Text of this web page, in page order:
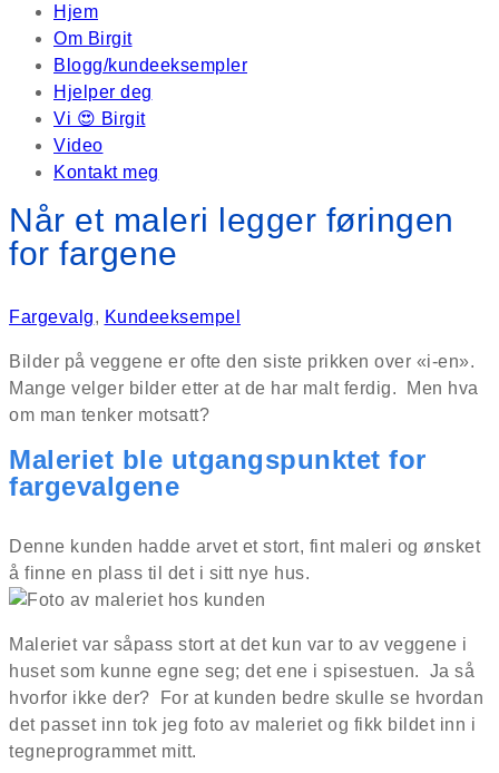
Hjem
Om Birgit
Blogg/kundeeksempler
Hjelper deg
Vi 😍 Birgit
Video
Kontakt meg
Når et maleri legger føringen
for fargene
Fargevalg, Kundeeksempel
Bilder på veggene er ofte den siste prikken over «i-en».
Mange velger bilder etter at de har malt ferdig. Men hva
om man tenker motsatt?
Maleriet ble utgangspunktet for
fargevalgene
Denne kunden hadde arvet et stort, fint maleri og ønsket
å finne en plass til det i sitt nye hus.
Maleriet var såpass stort at det kun var to av veggene i
huset som kunne egne seg; det ene i spisestuen. Ja så
hvorfor ikke der? For at kunden bedre skulle se hvordan
det passet inn tok jeg foto av maleriet og fikk bildet inn i
tegneprogrammet mitt.